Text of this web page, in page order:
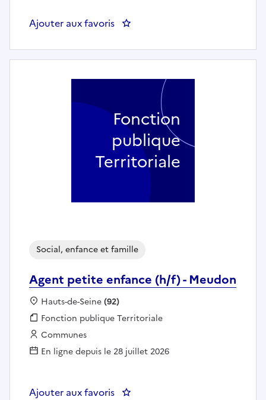
Ajouter aux favoris : Aide à domicile / auxiliaire de
Agent petite enfance (h/f) - Meudon
Social, enfance et famille
Localisation :
Hauts-de-Seine(92)
Fonction publique :
Fonction publique Territoriale
Employeur :
Communes
En ligne depuis le 28 juillet 2026
Ajouter aux favoris : Agent petite enfance (h/f) -
Fonction
publique
Territoriale